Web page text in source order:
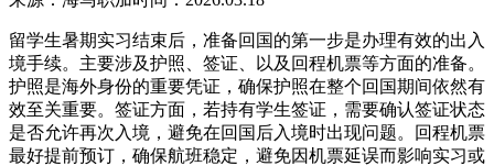
留学生暑期实习结束后，准备回国的第一步是办理有效的出入
境手续。主要涉及护照、签证、以及回程机票等方面的准备。
护照是海外身份的重要凭证，确保护照在整个回国期间依然有
效至关重要。签证方面，若持有学生签证，需要确认签证状态
是否允许再次入境，避免在回国后入境时出现问题。回程机票
最好提前预订，确保航班稳定，避免因机票延误而影响实习或